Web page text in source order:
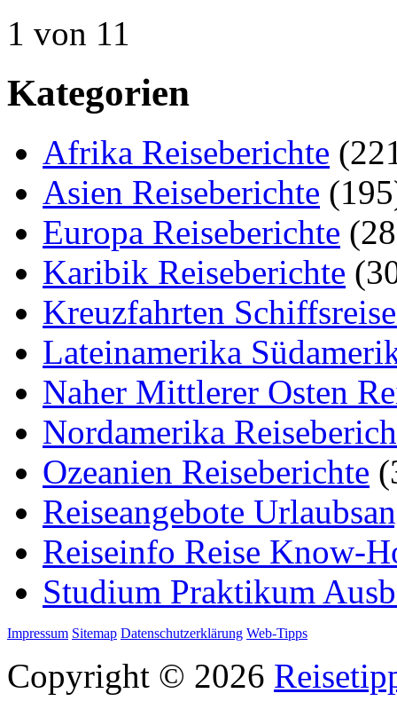
1 von 11
Kategorien
Afrika Reiseberichte
Asien Reiseberichte
Europa Reiseberichte
Karibik Reiseberichte
Kreuzfahrten
Lateinamerika
Naher Mittlerer Osten
Nordamerika
Ozeanien Reiseberichte
Reiseangebote
Reiseinfo Reise Know-
Studium Praktikum
Impressum Sitemap Datenschutzerklärung Web-Tipps
Copyright © 2026